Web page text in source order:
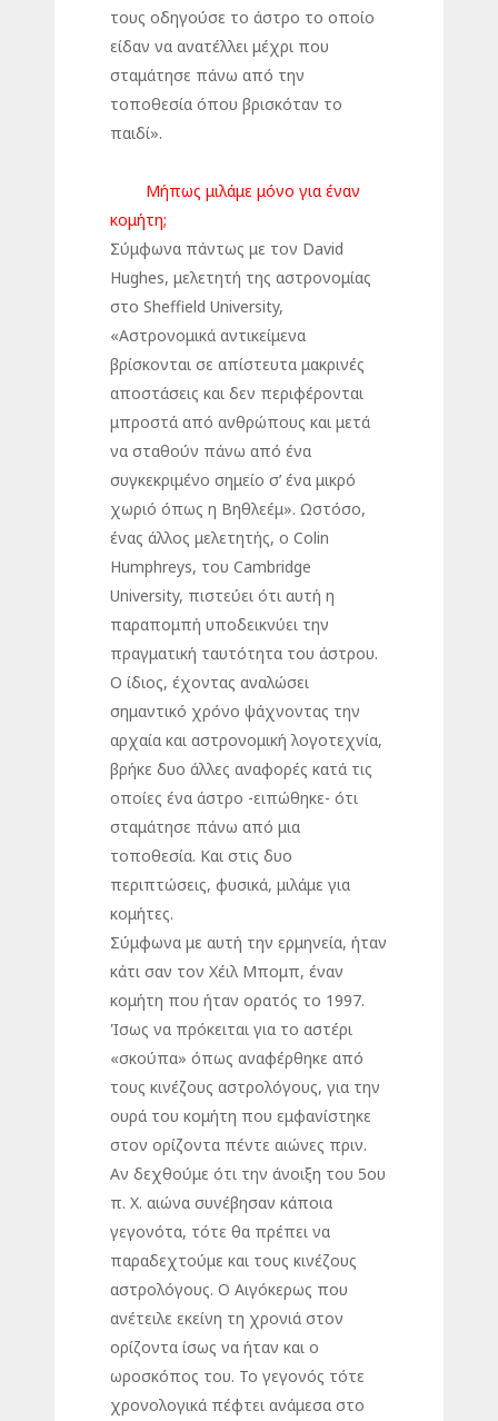
τους οδηγούσε το άστρο το οποίο
είδαν να ανατέλλει μέχρι που
σταμάτησε πάνω από την
τοποθεσία όπου βρισκόταν το
παιδί».
Μήπως μιλάμε μόνο για έναν
κομήτη;
Σύμφωνα πάντως με τον David
Hughes, μελετητή της αστρονομίας
στο Sheffield University,
«Αστρονομικά αντικείμενα
βρίσκονται σε απίστευτα μακρινές
αποστάσεις και δεν περιφέρονται
μπροστά από ανθρώπους και μετά
να σταθούν πάνω από ένα
συγκεκριμένο σημείο σ’ ένα μικρό
χωριό όπως η Βηθλεέμ». Ωστόσο,
ένας άλλος μελετητής, ο Colin
Humphreys, του Cambridge
University, πιστεύει ότι αυτή η
παραπομπή υποδεικνύει την
πραγματική ταυτότητα του άστρου.
Ο ίδιος, έχοντας αναλώσει
σημαντικό χρόνο ψάχνοντας την
αρχαία και αστρονομική λογοτεχνία,
βρήκε δυο άλλες αναφορές κατά τις
οποίες ένα άστρο -ειπώθηκε- ότι
σταμάτησε πάνω από μια
τοποθεσία. Και στις δυο
περιπτώσεις, φυσικά, μιλάμε για
κομήτες.
Σύμφωνα με αυτή την ερμηνεία, ήταν
κάτι σαν τον Χέιλ Μπομπ, έναν
κομήτη που ήταν ορατός το 1997.
Ίσως να πρόκειται για το αστέρι
«σκούπα» όπως αναφέρθηκε από
τους κινέζους αστρολόγους, για την
ουρά του κομήτη που εμφανίστηκε
στον ορίζοντα πέντε αιώνες πριν.
Αν δεχθούμε ότι την άνοιξη του 5ου
π. Χ. αιώνα συνέβησαν κάποια
γεγονότα, τότε θα πρέπει να
παραδεχτούμε και τους κινέζους
αστρολόγους. Ο Αιγόκερως που
ανέτειλε εκείνη τη χρονιά στον
ορίζοντα ίσως να ήταν και ο
ωροσκόπος του. Το γεγονός τότε
χρονολογικά πέφτει ανάμεσα στο